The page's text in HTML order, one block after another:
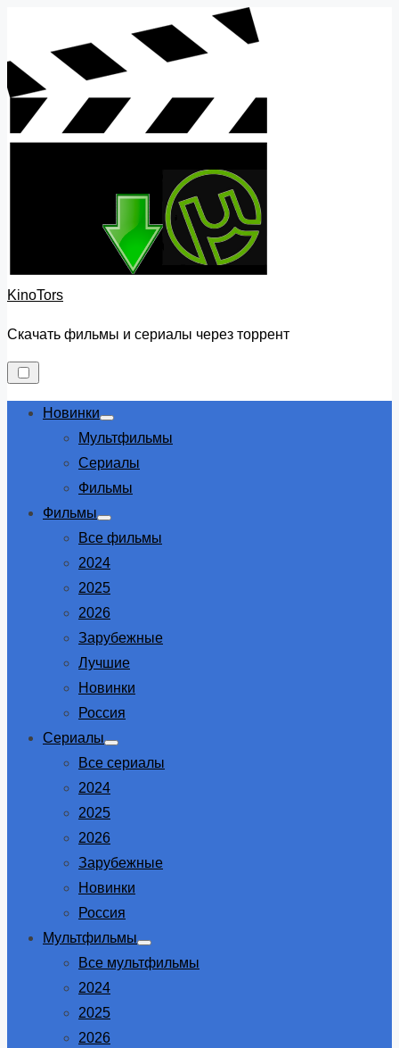
content
KinoTors
Скачать фильмы и сериалы через торрент
Новинки
Show
sub
Мультфильмы
Сериалы
Фильмы
Фильмы
Show
sub
Все фильмы
2024
2025
2026
Зарубежные
Лучшие
Новинки
Россия
Сериалы
Show
sub
Все сериалы
2024
2025
2026
Зарубежные
Новинки
Россия
Мультфильмы
Show
sub
Все мультфильмы
2024
2025
2026